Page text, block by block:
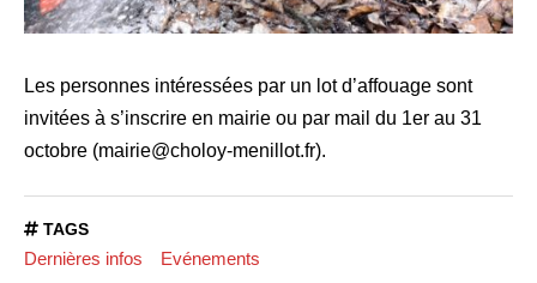
Les personnes intéressées par un lot d’affouage sont
invitées à s’inscrire en mairie ou par mail du 1er au 31
octobre (mairie@choloy-menillot.fr).
TAGS
Dernières infos Evénements